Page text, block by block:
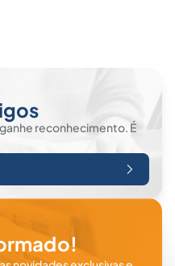
reconhecimento. É